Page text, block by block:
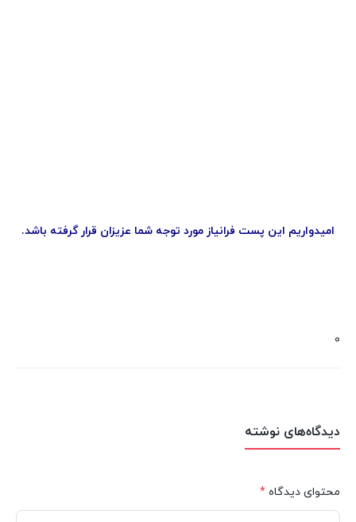
امیدواریم این پست فرانیاز مورد توجه شما عزیزان قرار گرفته باشد.
0
دیدگاه‌های نوشته
محتوای دیدگاه *